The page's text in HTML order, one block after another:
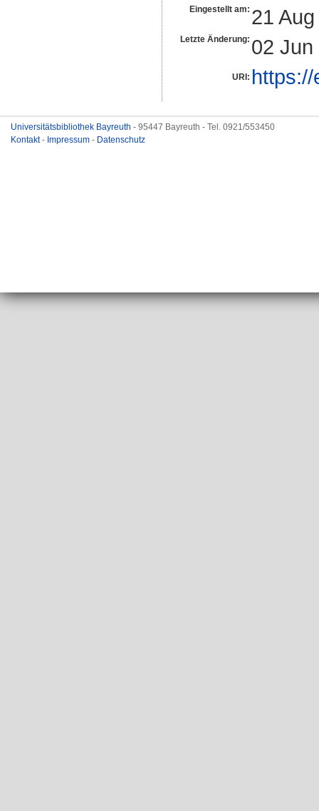
Eingestellt am: 21
Letzte Änderung: 02
URI:
Universitätsbibliothek Bayreuth - 95447 Bayreuth - Tel. 0921/553450
Kontakt- Impressum - Datenschutz